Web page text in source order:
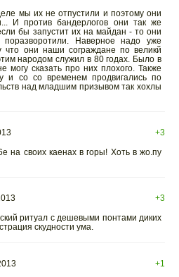
мы их не отпустили и поэтому они
И против бандерлогов они так же
бы запустит их на майдан - то они
Наверное надо уже
что они наши сограждане по великй
народом служил в 80 годах. Было в
могу сказать про них плохого. Также
и со со временем продвигались по
над младшим призывом так хохлы
+3
на своих каенах в горы! Хоть в жо.пу
+3
ритуал с дешевыми понтами диких
скудности ума.
+1